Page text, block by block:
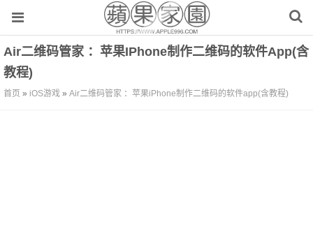
Air二维码管家 ：苹果iPhone制作二维码的软件app(含
教程)
首页 » iOS游戏 » Air二维码管家 ：苹果iPhone制作二维码的软件app(含教程)